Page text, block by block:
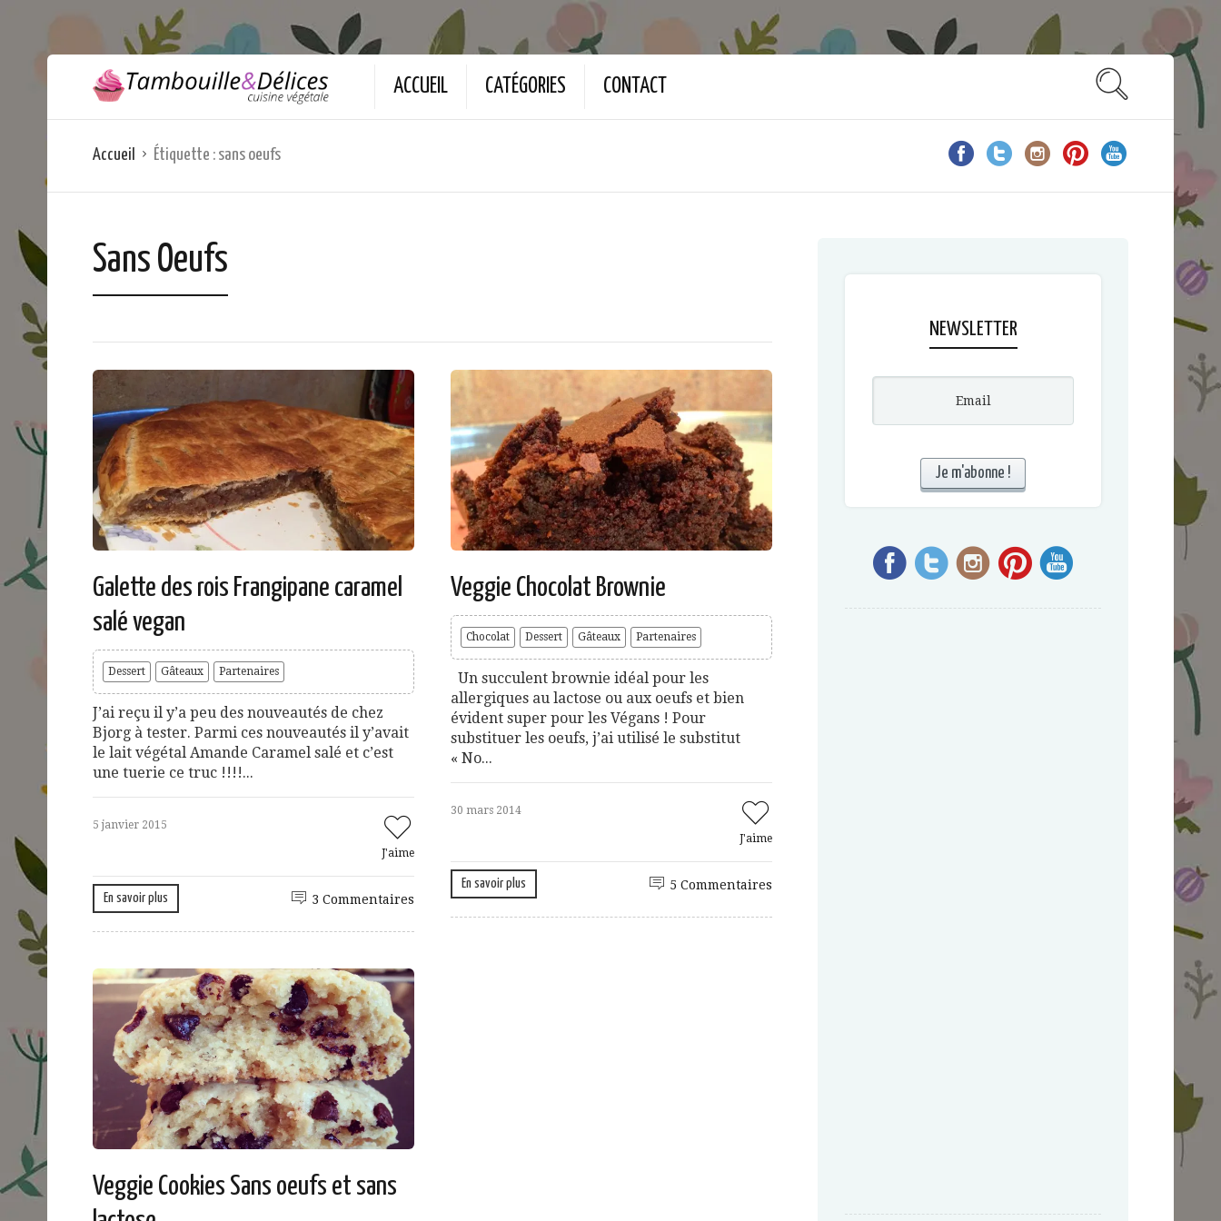
ACCUEIL CATÉGORIES CONTACT
Accueil Étiquette : sans oeufs
Sans Oeufs
Galette des rois Frangipane caramel
salé vegan
Dessert Gâteaux Partenaires
J’ai reçu il y’a peu des nouveautés de chez
Bjorg à tester. Parmi ces nouveautés il y’avait
le lait végétal Amande Caramel salé et c’est
une tuerie ce truc !!!!...
5 janvier 2015
J'aime
En savoir plus 3 Commentaires
Veggie Chocolat Brownie
Chocolat Dessert Gâteaux Partenaires
Un succulent brownie idéal pour les
allergiques au lactose ou aux oeufs et bien
évident super pour les Végans ! Pour
substituer les oeufs, j’ai utilisé le substitut
« No...
30 mars 2014
J'aime
En savoir plus 5 Commentaires
Veggie Cookies Sans oeufs et sans
NEWSLETTER